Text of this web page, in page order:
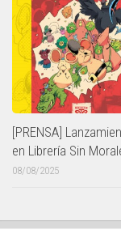
[PRENSA]
en Librería Sin
08/08/2025